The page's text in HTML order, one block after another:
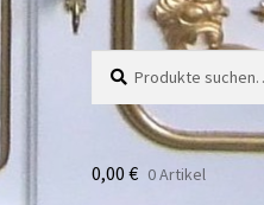
nach:
0,00 € 0 Artikel